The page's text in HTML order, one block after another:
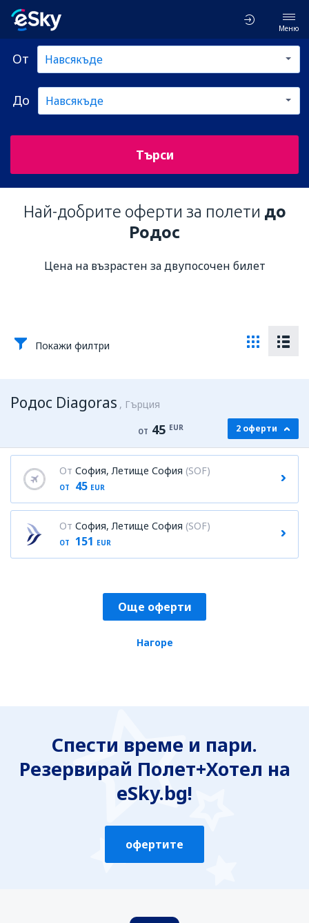
Меню
От
До
Търси
Най-добрите оферти за полети до
Родос
Цена на възрастен за двупосочен билет
Покажи филтри
Родос Diagoras Гърция
ОТ 45 EUR 2 оферти
От София, Летище София (SOF)
ОТ 45 EUR
От София, Летище София (SOF)
ОТ 151 EUR
Още оферти
Нагоре
Спести време и пари.
Резервирай Полет+Хотел на
eSky.bg!
офертите